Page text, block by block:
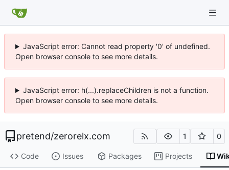
JavaScript error: Cannot read property '0' of undefined.
Open browser console to see more details.
JavaScript error: h(...).replaceChildren is not a function.
Open browser console to see more details.
pretend/zerorelx.com 1 0
Code Issues Packages Projects